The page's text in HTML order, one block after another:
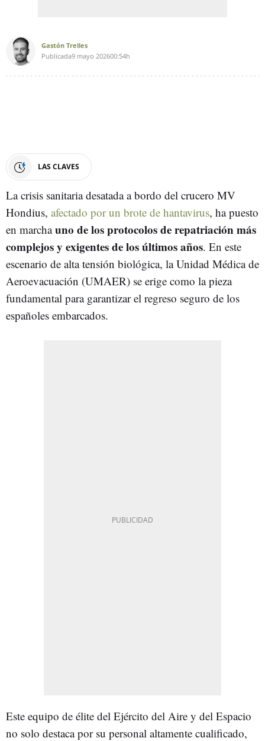
Gastón Trelles
Publicada9 mayo 202600:54h
LAS CLAVES
La crisis sanitaria desatada a bordo del crucero MV
Hondius, afectado por un brote de hantavirus, ha puesto
en marchauno de los protocolos de repatriación más
complejos y exigentes de los últimos años. En este
escenario de alta tensión biológica, la Unidad Médica de
Aeroevacuación (UMAER) se erige como la pieza
fundamental para garantizar el regreso seguro de los
españoles embarcados.
Este equipo de élite del Ejército del Aire y del Espacio
no solo destaca por su personal altamente cualificado,